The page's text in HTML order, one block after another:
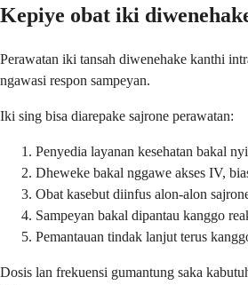
Kepiye obat iki
Perawatan iki tansah diwenehake kanthi
ngawasi respon sampeyan.
Iki sing bisa diarepake sajrone perawatan:
Penyedia layanan kesehatan bakal
Dheweke bakal nggawe akses IV,
Obat kasebut diinfus alon-alon
Sampeyan bakal dipantau kanggo
Pemantauan tindak lanjut terus
Dosis lan frekuensi gumantung saka